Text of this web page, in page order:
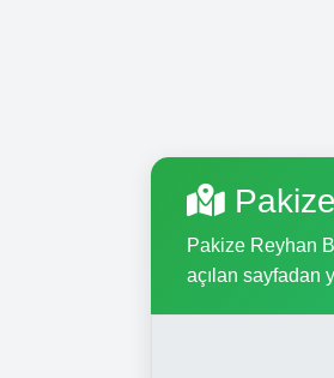
Pakize Reyhan
açılan sayfadan